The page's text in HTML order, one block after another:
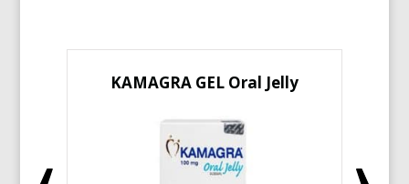
KAMAGRA GEL Oral Jelly